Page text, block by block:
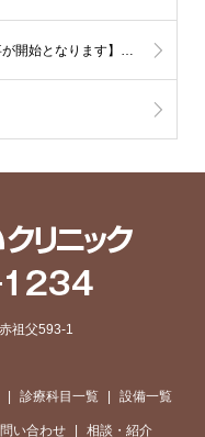
祖父593-1
診療科目一覧 設備一覧
い合わせ 相談・紹介